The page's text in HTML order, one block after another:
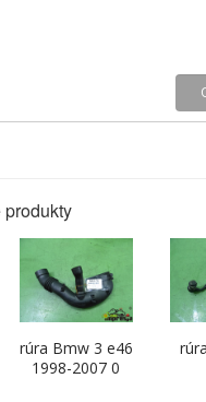
rúra Bmw 3 e46
1998-2007 0